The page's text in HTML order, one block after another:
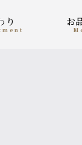
り